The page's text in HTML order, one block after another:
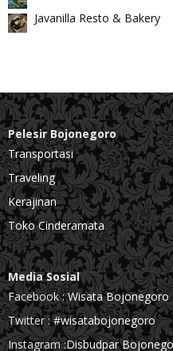
Javanilla Resto & Bakery
Pelesir Bojonegoro
Transportasi
Traveling
Kerajinan
Toko Cinderamata
Media Sosial
Facebook :Wisata Bojonegoro
Twitter :#wisatabojonegoro
Instagram :Disbudpar